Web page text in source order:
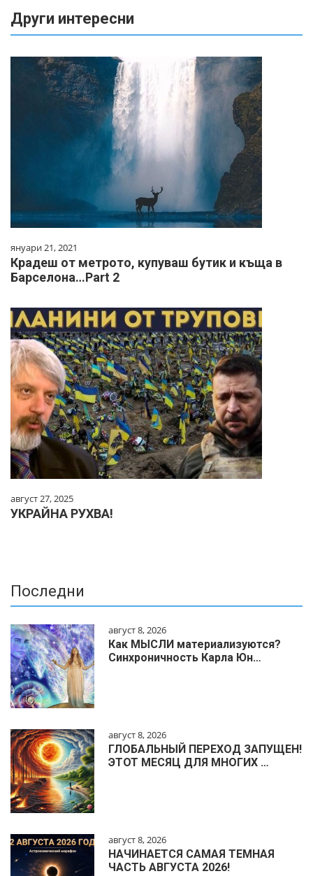
Други интересни
януари 21, 2021
Крадеш от метрото, купуваш бутик и къща в
Барселона…Part 2
август 27, 2025
УКРАЙНА РУХВА!
Последни
август 8, 2026
Как МЫСЛИ материализуются?
Синхроничность Карла Юн…
август 8, 2026
ГЛОБАЛЬНЫЙ ПЕРЕХОД ЗАПУЩЕН!
ЭТОТ МЕСЯЦ ДЛЯ МНОГИХ …
август 8, 2026
НАЧИНАЕТСЯ САМАЯ ТЕМНАЯ
ЧАСТЬ АВГУСТА 2026!